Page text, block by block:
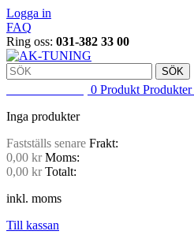
Logga in
FAQ
Ring oss: 031-382 33 00
SÖK
0 Produkt Produkter
Inga produkter
Fastställs senare Frakt:
0,00 kr Moms:
0,00 kr Totalt:
inkl. moms
Till kassan